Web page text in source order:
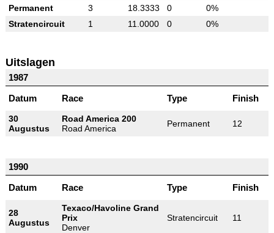
Permanent 3 18.3333 0
0%
Stratencircuit
1 11.0000 0 0%
Uitslagen
1987
Datum
Race Type Finish
30
Augustus
Road America 200
Road America
Permanent 12
1990
Datum
Race Type Finish
28
Augustus
Texaco/Havoline Grand
Prix
Denver
Stratencircuit 11